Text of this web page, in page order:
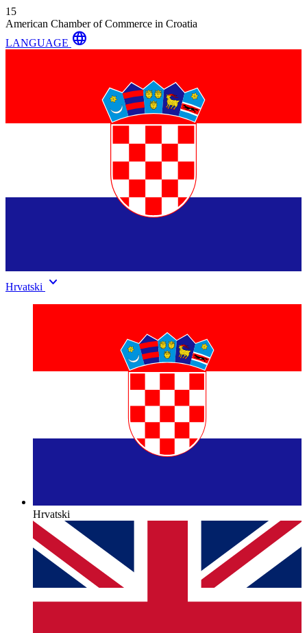
15
American Chamber of Commerce in Croatia
LANGUAGE language
Hrvatski keyboard_arrow_down
Hrvatski